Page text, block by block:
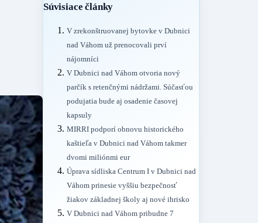
Súvisiace články
V zrekonštruovanej bytovke v Dubnici
nad Váhom už prenocovali prví
nájomníci
V Dubnici nad Váhom otvoria nový
parčík s retenčnými nádržami. Súčasťou
podujatia bude aj osadenie časovej
kapsuly
MIRRI podporí obnovu historického
kaštieľa v Dubnici nad Váhom takmer
dvomi miliónmi eur
Úprava sídliska Centrum I v Dubnici nad
Váhom prinesie vyššiu bezpečnosť
žiakov základnej školy aj nové ihrisko
V Dubnici nad Váhom pribudne 7